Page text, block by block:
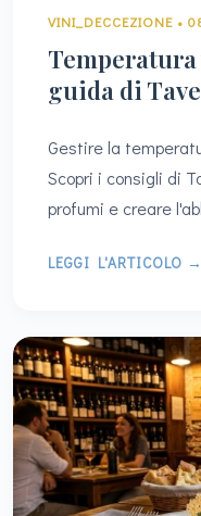
VINI_DECCEZIONE •
guida di
Gestire la
Scopri i consigli di
profumi e creare
LEGGI L'ARTICOLO →